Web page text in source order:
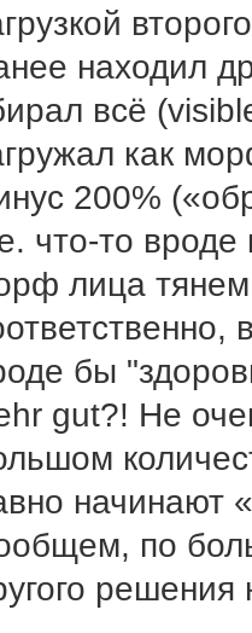
находил
всё
как
200%
что-то
лица
бы
gut?! Не
начинают
по